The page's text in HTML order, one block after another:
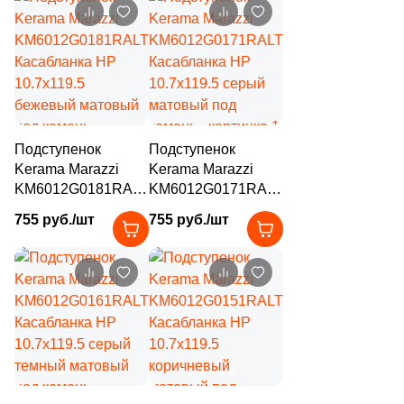
TGT Ceramics (16 )
TacKeram (5)
Tagina (593
Terracotta (10
Terzadimensione (
Topcer (31)
Undefasa (25)
Unitile (Шахтинская Плитка) (6)
Usak Seramik (40
Valentia ceramica (
под камень
матовый под
камень
Подступенок
Kerama Marazzi
KM6012G0181RALT
10.7x119.5
бежевый матовый
под камень
755 руб./шт
Подступенок
Kerama Marazzi
KM6012G0171RALT
10.7x119.5 серый
матовый под
камень
755 руб./шт